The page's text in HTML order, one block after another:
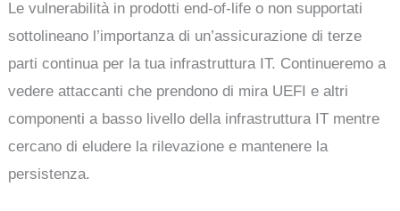
Le vulnerabilità in prodotti end-of-life o non supportati
sottolineano l’importanza di un’assicurazione di terze
parti continua per la tua infrastruttura IT. Continueremo a
vedere attaccanti che prendono di mira UEFI e altri
componenti a basso livello della infrastruttura IT mentre
cercano di eludere la rilevazione e mantenere la
persistenza.